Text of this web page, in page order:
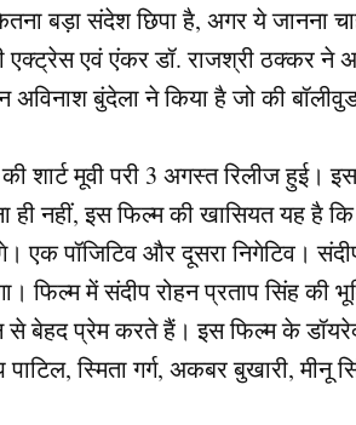
बड़ा संदेश छिपा है, अगर ये जानना
एक्ट्रेस एवं एंकर डॉ. राजश्री ठक्कर
अविनाश बुंदेला ने किया है जो की
की शार्ट मूवी परी 3 अगस्त रिलीज हुई।
ही नहीं, इस फिल्म की खासियत यह है
एक पॉजिटिव और दूसरा निगेटिव।
फिल्म में संदीप रोहन प्रताप सिंह
बेहद प्रेम करते हैं। इस फिल्म के
स्मिता गर्ग, अकबर बुखारी, मीनू